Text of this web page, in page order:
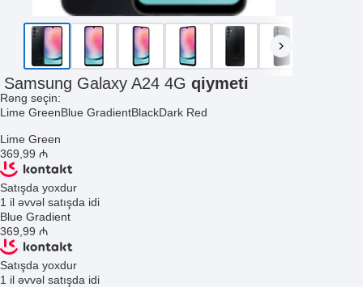
Samsung Galaxy A24 4G qiymeti
Rəng seçin:
Lime GreenBlue GradientBlackDark Red
Lime Green
369 ,99 ₼
Satışda yoxdur
1 il əvvəl satışda idi
Blue Gradient
369 ,99 ₼
Satışda yoxdur
1 il əvvəl satışda idi